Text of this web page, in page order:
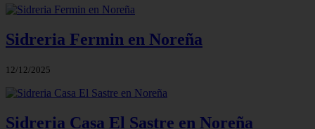
Sidreria Fermin en Noreña
12/12/2025
Sidreria Casa El Sastre en Noreña